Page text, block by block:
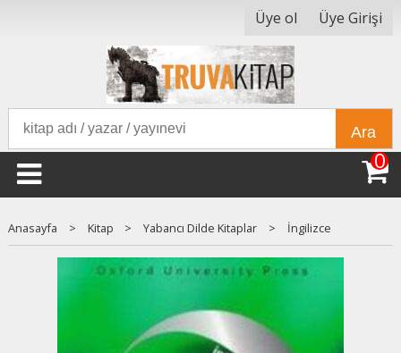
Üye ol Üye Girişi
Ara
0
Anasayfa > Kitap > Yabancı Dilde Kitaplar > İngilizce